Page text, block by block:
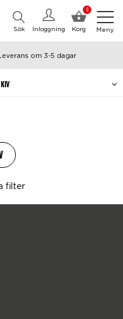
0
Korg
Inloggning
Sök Meny
om 3-5 dagar
skickas samma dag
i delar
filter